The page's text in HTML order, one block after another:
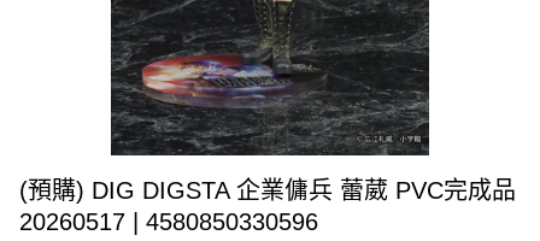
(預購) DIG DIGSTA 企業傭兵 蕾葳 PVC完成品
20260517 | 4580850330596